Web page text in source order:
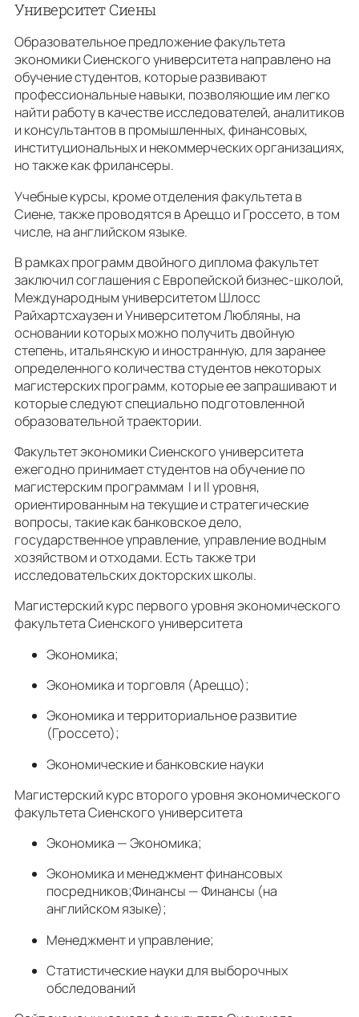
Университет Сиены
Образовательное предложение факультета
экономики Сиенского университета направлено на
обучение студентов, которые развивают
профессиональные навыки, позволяющие им легко
найти работу в качестве исследователей, аналитиков
и консультантов в промышленных, финансовых,
институциональных и некоммерческих организациях,
но также как фрилансеры.
Учебные курсы, кроме отделения факультета в
Сиене, также проводятся в Ареццо и Гроссето, в том
числе, на английском языке.
В рамках программ двойного диплома факультет
заключил соглашения с Европейской бизнес-школой,
Международным университетом Шлосс
Райхартсхаузен и Университетом Любляны, на
основании которых можно получить двойную
степень, итальянскую и иностранную, для заранее
определенного количества студентов некоторых
магистерских программ, которые ее запрашивают и
которые следуют специально подготовленной
образовательной траектории.
Факультет экономики Сиенского университета
ежегодно принимает студентов на обучение по
магистерским программам I и II уровня,
ориентированным на текущие и стратегические
вопросы, такие как банковское дело,
государственное управление, управление водным
хозяйством и отходами. Есть также три
исследовательских докторских школы.
Магистерский курс первого уровня экономического
факультета Сиенского университета
Экономика;
Экономика и торговля (Ареццо);
Экономика и территориальное развитие
(Гроссето);
Экономические и банковские науки
Магистерский курс второго уровня экономического
факультета Сиенского университета
Экономика — Экономика;
Экономика и менеджмент финансовых
посредников;Финансы — Финансы (на
английском языке);
Менеджмент и управление;
Статистические науки для выборочных
обследований